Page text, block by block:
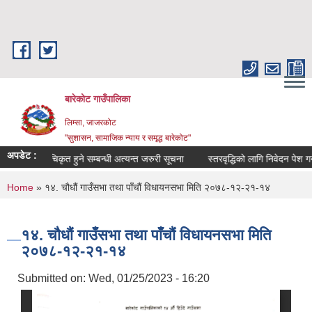
बारेकोट गाउँपालिका
लिम्सा, जाजरकोट
"सुशासन, सामाजिक न्याय र समृद्ध बारेकोट"
अपडेट :सूचिकृत हुने सम्बन्धी अत्यन्त जरुरी सूचना स्तरवृद्धिको लागि निवेदन पेश गर्ने
You are here
Home » १४. चौधौं गाउँसभा तथा पाँचौं विधायनसभा मिति २०७८-१२-२१-१४
१४. चौधौं गाउँसभा तथा पाँचौं विधायनसभा मिति
२०७८-१२-२१-१४
Submitted on: Wed, 01/25/2023 - 16:20